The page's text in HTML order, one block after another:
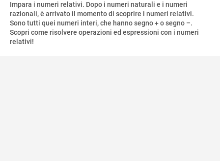
Impara i numeri relativi. Dopo i numeri naturali e i numeri
razionali, è arrivato il momento di scoprire i numeri relativi.
Sono tutti quei numeri interi, che hanno segno + o segno –.
Scopri come risolvere operazioni ed espressioni con i numeri
relativi!